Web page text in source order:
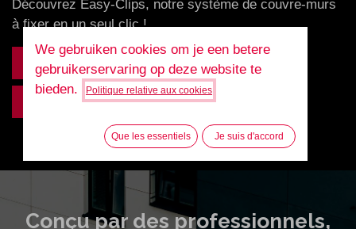
Découvrez Easy-Clips, notre système de couvre-murs
à fixer en un seul clic !
🧾Demander une offre ☎️Téléphone
Conçu par des professionnels,
We gebruiken cookies om je een betere
gebruikerservaring op deze website te
bieden.
Politique relative aux cookies
Que les essentiels Je suis d'accord